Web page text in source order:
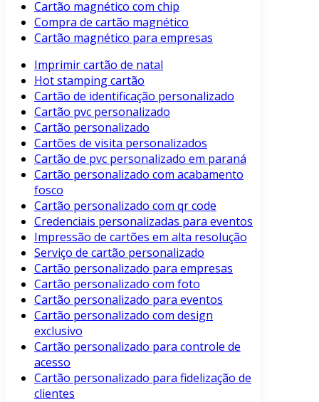
Cartão magnético com chip
Compra de cartão magnético
Cartão magnético para empresas
Imprimir cartão de natal
Hot stamping cartão
Cartão de identificação personalizado
Cartão pvc personalizado
Cartão personalizado
Cartões de visita personalizados
Cartão de pvc personalizado em paraná
Cartão personalizado com acabamento
fosco
Cartão personalizado com qr code
Credenciais personalizadas para eventos
Impressão de cartões em alta resolução
Serviço de cartão personalizado
Cartão personalizado para empresas
Cartão personalizado com foto
Cartão personalizado para eventos
Cartão personalizado com design
exclusivo
Cartão personalizado para controle de
acesso
Cartão personalizado para fidelização de
clientes